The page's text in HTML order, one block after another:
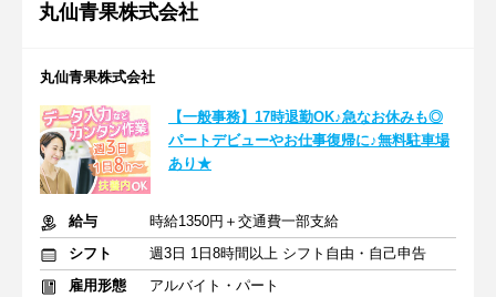
丸仙青果株式会社
丸仙青果株式会社
【一般事務】17時退勤OK♪急なお休みも◎
パートデビューやお仕事復帰に♪無料駐車場
あり★
給与
時給1350円＋交通費一部支給
シフト
週3日 1日8時間以上 シフト自由・自己申告
雇用形態
アルバイト・パート